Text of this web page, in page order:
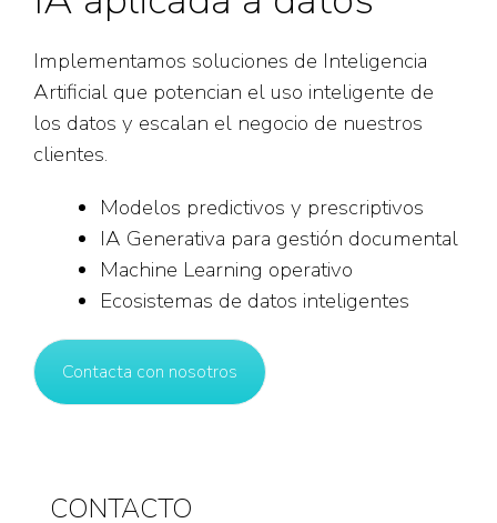
Implementamos soluciones de Inteligencia
Artificial que potencian el uso inteligente de
los datos y escalan el negocio de nuestros
clientes.
Modelos predictivos y prescriptivos
IA Generativa para gestión documental
Machine Learning operativo
Ecosistemas de datos inteligentes
Contacta con nosotros
CONTACTO